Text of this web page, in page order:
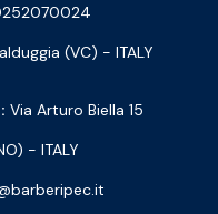
(VC) - ITALY
Via Arturo Biella 15
- ITALY